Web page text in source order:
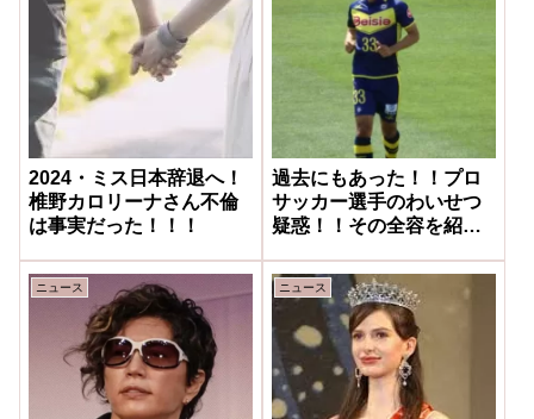
2024・ミス日本辞退へ！
椎野カロリーナさん不倫
は事実だった！！！
過去にもあった！！プロ
サッカー選手のわいせつ
疑惑！！その全容を紹
んの言い分！！
ニュース ニュース